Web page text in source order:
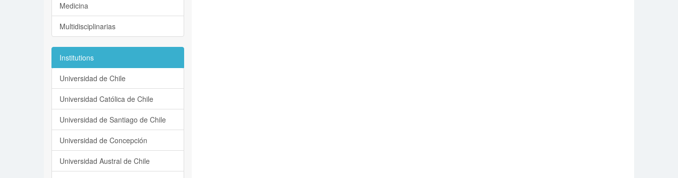
Medicina
Multidisciplinarias
Institutions
Universidad de Chile
Universidad Católica de Chile
Universidad de Santiago de Chile
Universidad de Concepción
Universidad Austral de Chile